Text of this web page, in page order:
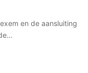
en de aansluiting